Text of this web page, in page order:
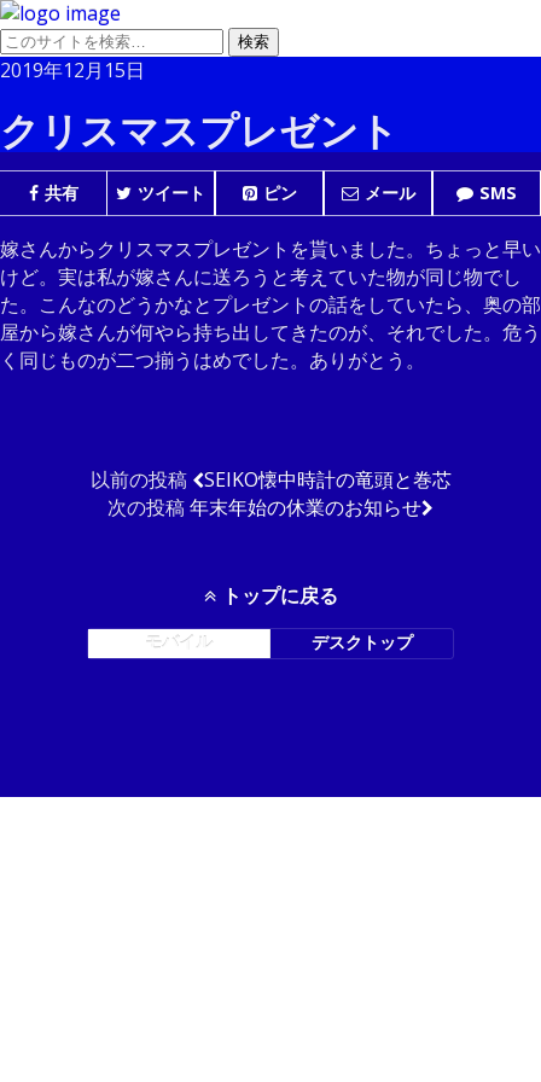
2019年12月15日
クリスマスプレゼント
共有 ツイート ピン メール SMS
嫁さんからクリスマスプレゼントを貰いました。ちょっと早い
けど。実は私が嫁さんに送ろうと考えていた物が同じ物でし
た。こんなのどうかなとプレゼントの話をしていたら、奥の部
屋から嫁さんが何やら持ち出してきたのが、それでした。危う
く同じものが二つ揃うはめでした。ありがとう。
以前の投稿
SEIKO懐中時計の竜頭と巻芯
次の投稿年末年始の休業のお知らせ
トップに戻る
モバイル デスクトップ